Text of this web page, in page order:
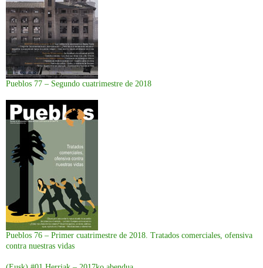
Pueblos 77 – Segundo cuatrimestre de 2018
Pueblos 76 – Primer cuatrimestre de 2018. Tratados comerciales, ofensiva
contra nuestras vidas